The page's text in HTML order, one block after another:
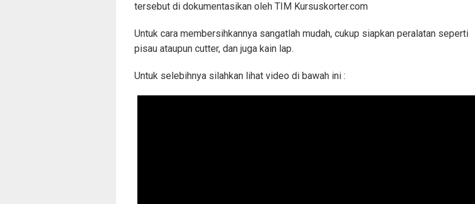
tersebut di dokumentasikan oleh TIM Kursuskorter.com
Untuk cara membersihkannya sangatlah mudah, cukup siapkan peralatan seperti
pisau ataupun cutter, dan juga kain lap.
Untuk selebihnya silahkan lihat video di bawah ini :